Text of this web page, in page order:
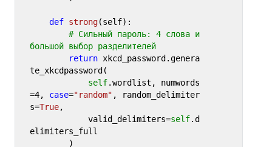
def strong(self):
# Сильный пароль: 4 слова и
большой выбор разделителей
return xkcd_password.genera
te_xkcdpassword(
self.wordlist, numwords
=4, case="random" , random_delimiter
s=True,
            valid_delimiters=
self.d
elimiters_full